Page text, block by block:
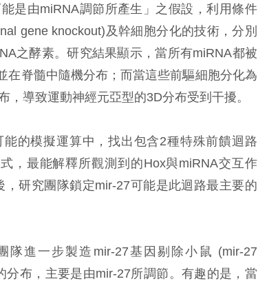
是由miRNA調節所產生」之假設，利用條件
gene knockout)及幹細胞分化的技術，分別
之酵素。研究結果顯示，當所有miRNA都被
在脊髓中隨機分布；而當這些前驅細胞分化為
導致運動神經元亞型的3D分布受到干擾。
模擬運算中，找出包含2種特殊前饋迴路
，最能解釋所觀測到的Hox與miRNA交互作
研究團隊鎖定mir-27可能是此迴路最主要的
進一步製造mir-27基因剔除小鼠 (mir-27
布，主要是由mir-27所調節。有趣的是，當